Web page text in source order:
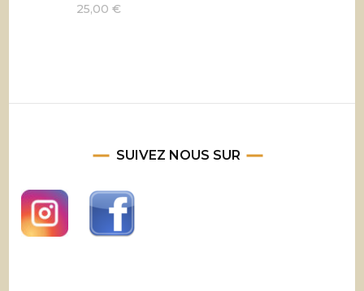
25,00 €
SUIVEZ NOUS SUR